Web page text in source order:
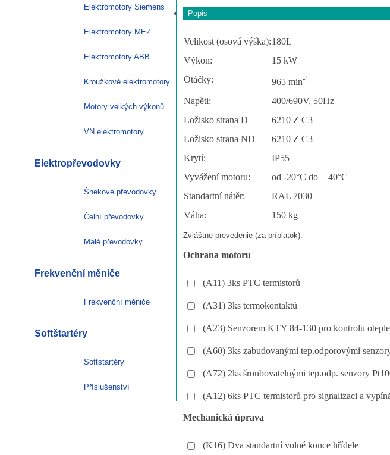
Popis
Velikost (osová výška):180L
Výkon:
15 kW
Otáčky:
965 min-1
Napěti:
400/690V, 50Hz
Ložisko strana D
6210 Z C3
Ložisko strana ND
6210 Z C3
Krytí:
IP55
Vyvážení motoru:
od -20°C do + 40°C
Standartní nátěr:
RAL 7030
Váha:
150 kg
Zvláštne prevedenie (za príplatok):
Ochrana motoru
(A11) 3ks PTC termistorů
(A31) 3ks termokontaktů
(A23) Senzorem KTY 84-130 pro kontrolu
(A60) 3ks zabudovanými tep.odporovými
(A72) 2ks šroubovatelnými tep.odp. senzory
(A12) 6ks PTC termistorů pro signalizaci a
Mechanická úprava
(K16) Dva standartní volné konce hřídele
Elektromotory Siemens
Elektromotory MEZ
Elektromotory ABB
Kroužkové elektromotory
Motory velkých výkonů
VN elektromotory
Elektropřevodovky
Šnekové převodovky
Čelní převodovky
Malé převodovky
Frekvenční měniče
Frekvenční měniče
Softštartéry
Softstartéry
Příslušenství